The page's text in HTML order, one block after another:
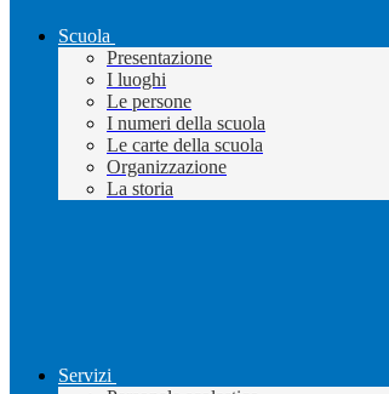
Scuola
Presentazione
I luoghi
Le persone
I numeri della scuola
Le carte della scuola
Organizzazione
La storia
Servizi